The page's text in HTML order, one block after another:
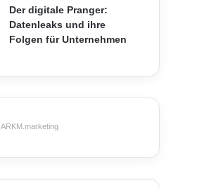
Der digitale Pranger:
Datenleaks und ihre
Folgen für Unternehmen
ARKM.marketing